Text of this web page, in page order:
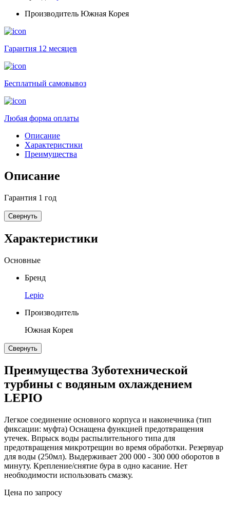
Производитель Южная Корея
Гарантия 12 месяцев
Бесплатный самовывоз
Любая форма оплаты
Описание
Характеристики
Преимущества
Описание
Гарантия 1 год
Свернуть
Характеристики
Основные
Бренд
Lepio
Производитель
Южная Корея
Свернуть
Преимущества Зуботехнической
турбины с водяным охлаждением
LEPIO
Легкое соединение основного корпуса и наконечника (тип
фиксации: муфта) Оснащена функцией предотвращения
утечек. Впрыск воды распылительного типа для
предотвращения микротрещин во время обработки. Резервуар
для воды (250мл). Выдерживает 200 000 - 300 000 оборотов в
минуту. Крепление/снятие бура в одно касание. Нет
необходимости использовать смазку.
Цена по запросу